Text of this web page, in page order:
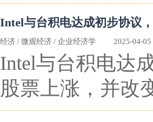
Intel与台积电达成初步协议
经济 / 微观经济 / 企业经济学 2025-04-
Intel与台积电达
股票上涨，并改